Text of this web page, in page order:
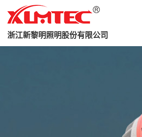
浙江新黎明照明股份有限公司